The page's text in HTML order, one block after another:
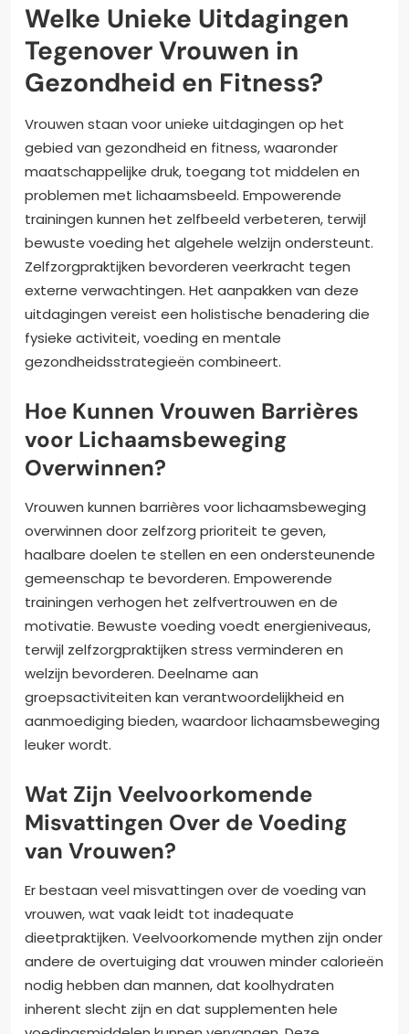
Welke Unieke Uitdagingen
Tegenover Vrouwen in
Gezondheid en Fitness?
Vrouwen staan voor unieke uitdagingen op het
gebied van gezondheid en fitness, waaronder
maatschappelijke druk, toegang tot middelen en
problemen met lichaamsbeeld. Empowerende
trainingen kunnen het zelfbeeld verbeteren, terwijl
bewuste voeding het algehele welzijn ondersteunt.
Zelfzorgpraktijken bevorderen veerkracht tegen
externe verwachtingen. Het aanpakken van deze
uitdagingen vereist een holistische benadering die
fysieke activiteit, voeding en mentale
gezondheidsstrategieën combineert.
Hoe Kunnen Vrouwen Barrières
voor Lichaamsbeweging
Overwinnen?
Vrouwen kunnen barrières voor lichaamsbeweging
overwinnen door zelfzorg prioriteit te geven,
haalbare doelen te stellen en een ondersteunende
gemeenschap te bevorderen. Empowerende
trainingen verhogen het zelfvertrouwen en de
motivatie. Bewuste voeding voedt energieniveaus,
terwijl zelfzorgpraktijken stress verminderen en
welzijn bevorderen. Deelname aan
groepsactiviteiten kan verantwoordelijkheid en
aanmoediging bieden, waardoor lichaamsbeweging
leuker wordt.
Wat Zijn Veelvoorkomende
Misvattingen Over de Voeding
van Vrouwen?
Er bestaan veel misvattingen over de voeding van
vrouwen, wat vaak leidt tot inadequate
dieetpraktijken. Veelvoorkomende mythen zijn onder
andere de overtuiging dat vrouwen minder calorieën
nodig hebben dan mannen, dat koolhydraten
inherent slecht zijn en dat supplementen hele